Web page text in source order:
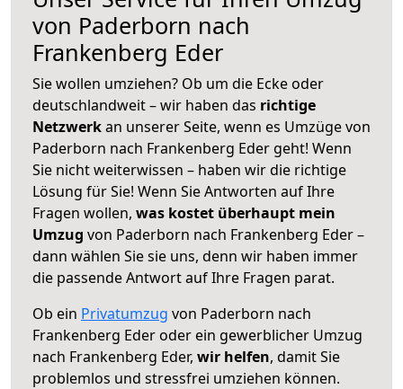
von Paderborn nach
Frankenberg Eder
Sie wollen umziehen? Ob um die Ecke oder
deutschlandweit – wir haben das richtige
Netzwerkan unserer Seite, wenn es Umzüge von
Paderborn nach Frankenberg Eder geht! Wenn
Sie nicht weiterwissen – haben wir die richtige
Lösung für Sie! Wenn Sie Antworten auf Ihre
Fragen wollen, was kostet überhaupt mein
Umzug von Paderborn nach Frankenberg Eder –
dann wählen Sie sie uns, denn wir haben immer
die passende Antwort auf Ihre Fragen parat.
Ob ein Privatumzug von Paderborn nach
Frankenberg Eder oder ein gewerblicher Umzug
nach Frankenberg Eder, wir helfen, damit Sie
problemlos und stressfrei umziehen können.